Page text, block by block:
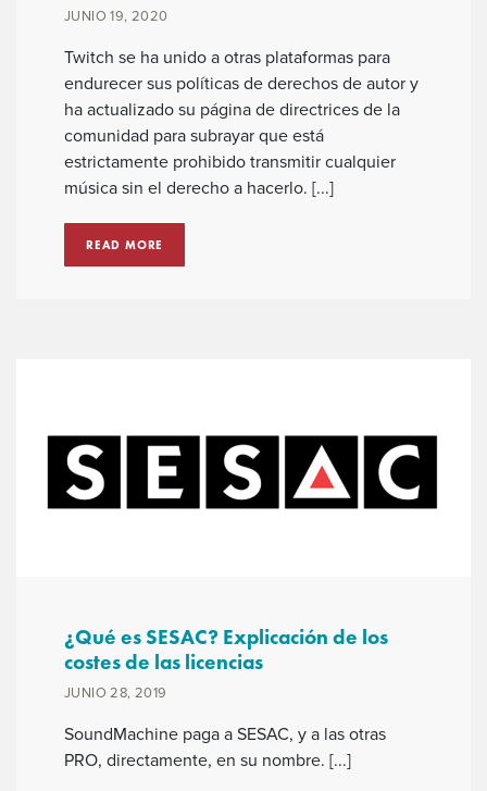
JUNIO 19, 2020
Twitch se ha unido a otras plataformas para
endurecer sus políticas de derechos de autor y
ha actualizado su página de directrices de la
comunidad para subrayar que está
estrictamente prohibido transmitir cualquier
música sin el derecho a hacerlo. [...]
READ MORE
¿Qué es SESAC? Explicación de los
costes de las licencias
JUNIO 28, 2019
SoundMachine paga a SESAC, y a las otras
PRO, directamente, en su nombre. [...]